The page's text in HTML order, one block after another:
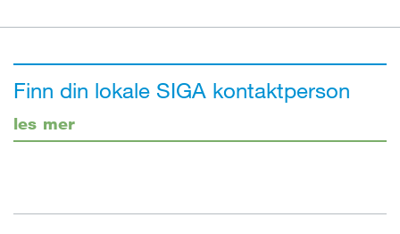
Finn din lokale SIGA kontaktperson
les mer